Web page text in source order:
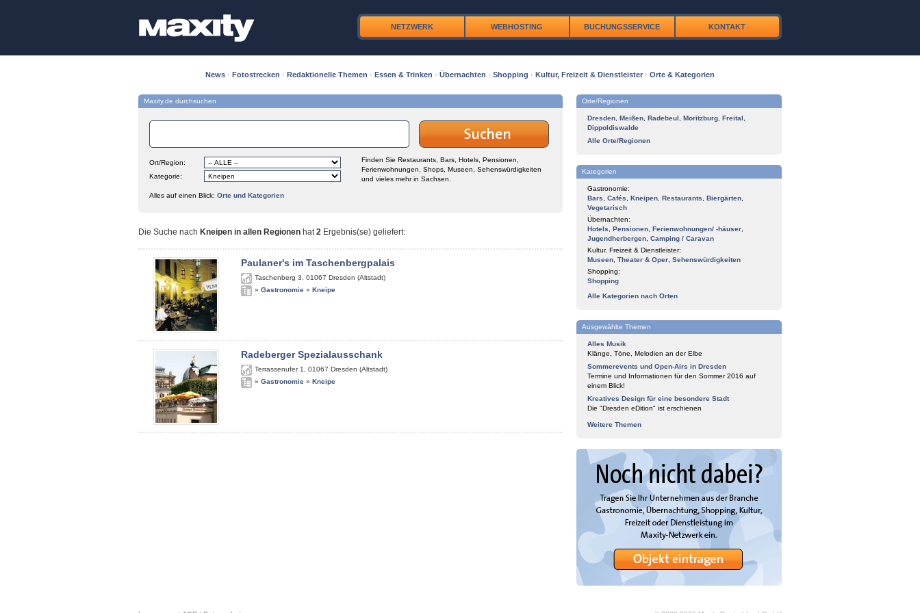
NETZWERK WEBHOSTING BUCHUNGSSERVICE KONTAKT
News · Fotostrecken · Redaktionelle Themen · Essen & Trinken · Übernachten · Shopping · Kultur, Freizeit & Dienstleister · Orte & Kategorien
Maxity.de durchsuchen
Ort/Region:
Kategorie:
Finden Sie Restaurants, Bars, Hotels, Pensionen,
Ferienwohnungen, Shops, Museen, Sehenswürdigkeiten
und vieles mehr in Sachsen.
Alles auf einen Blick: Orte und Kategorien
Die Suche nach Kneipen in allen Regionen hat2 Ergebnis(se) geliefert:
Paulaner's im Taschenbergpalais
Taschenberg 3 01067 Dresden (Altstadt)
» Gastronomie » Kneipe
Radeberger Spezialausschank
Terrassenufer 1 01067 Dresden (Altstadt)
» Gastronomie » Kneipe
Orte/Regionen
Dresden Meißen Radebeul Moritzburg Freital
Dippoldiswalde
Alle Orte/Regionen
Kategorien
Gastronomie:
Bars
Cafés Kneipen Restaurants Biergärten
Vegetarisch
Übernachten:
Hotels
Pensionen Ferienwohnungen/ -häuser
Jugendherbergen Camping / Caravan
Kultur, Freizeit & Dienstleister:
Museen Theater & Oper Sehenswürdigkeiten
Shopping:
Shopping
Alle Kategorien nach Orten
Ausgewählte Themen
Alles Musik
Klänge, Töne, Melodien an der Elbe
Sommerevents und Open-Airs in Dresden
Termine und Informationen für den Sommer 2016 auf
einem Blick!
Kreatives Design für eine besondere Stadt
Die "Dresden eDition" ist erschienen
Weitere Themen